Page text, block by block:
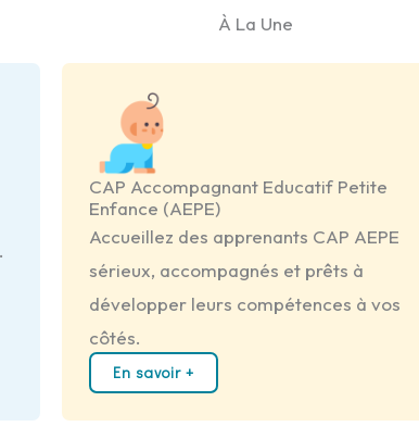
À La Une
CAP Accompagnant Educatif Petite
Enfance (AEPE)
Accueillez des apprenants CAP AEPE
sérieux, accompagnés et prêts à
développer leurs compétences à vos
côtés.
En savoir +